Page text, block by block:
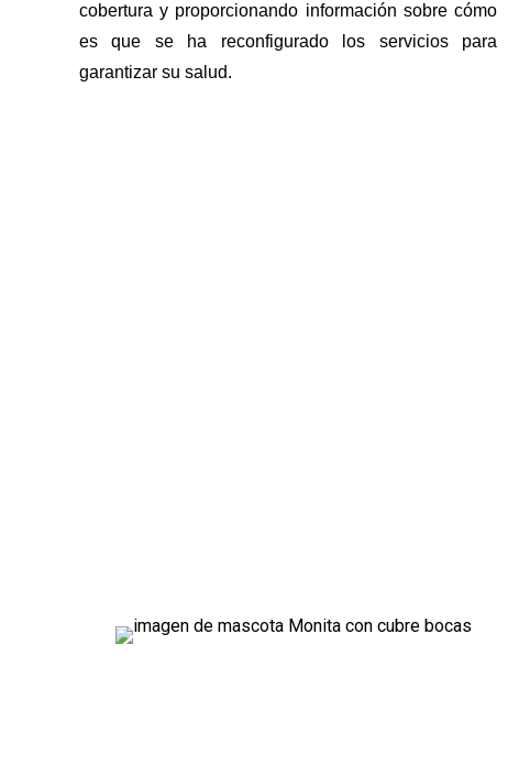
cobertura y proporcionando información sobre cómo
es que se ha reconfigurado los servicios para
garantizar su salud.